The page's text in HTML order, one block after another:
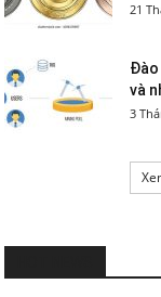
21
Đào
và
3